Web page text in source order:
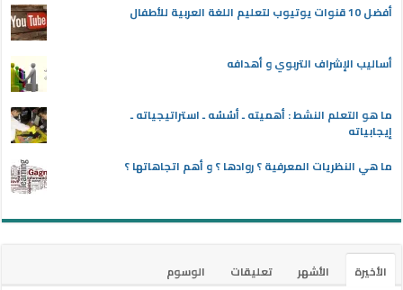
أفضل 10 قنوات يوتيوب لتعليم اللغة العربية للأطفال
أساليب الإشراف التربوي و أهدافه
ما هو التعلم النشط : أهميته ـ أسُسُه ـ استراتيجياته ـ
إيجابياته
ما هي النظريات المعرفية ؟ روادها ؟ و أهم اتجاهاتها ؟
الأخيرة الأشهر تعليقات
الوسوم